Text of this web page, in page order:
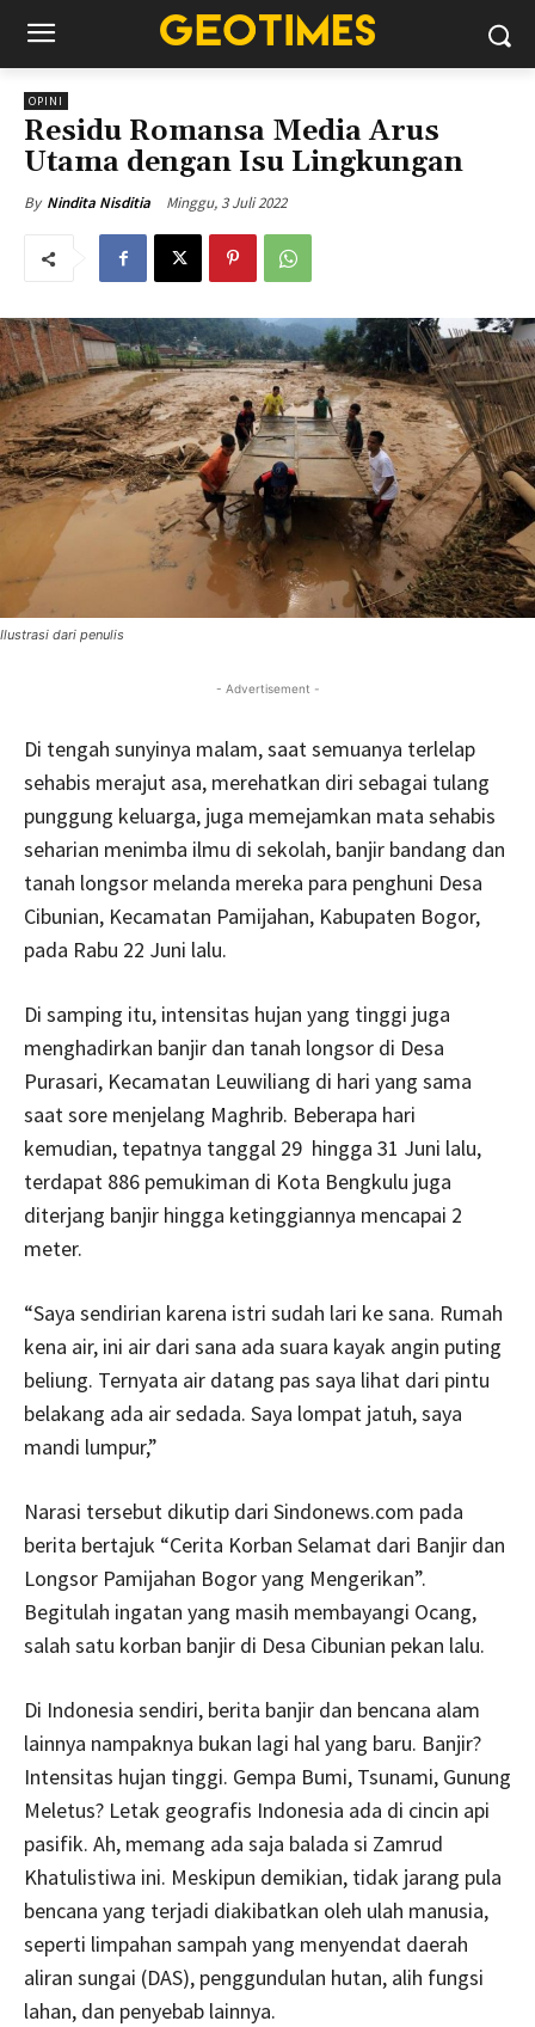
OPINI
Residu Romansa Media Arus
Utama dengan Isu Lingkungan
By Nindita Nisditia Minggu, 3 Juli 2022
Ilustrasi dari penulis
- Advertisement -
Di tengah sunyinya malam, saat semuanya terlelap
sehabis merajut asa, merehatkan diri sebagai tulang
punggung keluarga, juga memejamkan mata sehabis
seharian menimba ilmu di sekolah, banjir bandang dan
tanah longsor melanda mereka para penghuni Desa
Cibunian, Kecamatan Pamijahan, Kabupaten Bogor,
pada Rabu 22 Juni lalu.
Di samping itu, intensitas hujan yang tinggi juga
menghadirkan banjir dan tanah longsor di Desa
Purasari, Kecamatan Leuwiliang di hari yang sama
saat sore menjelang Maghrib. Beberapa hari
kemudian, tepatnya tanggal 29 hingga 31 Juni lalu,
terdapat 886 pemukiman di Kota Bengkulu juga
diterjang banjir hingga ketinggiannya mencapai 2
meter.
“Saya sendirian karena istri sudah lari ke sana. Rumah
kena air, ini air dari sana ada suara kayak angin puting
beliung. Ternyata air datang pas saya lihat dari pintu
belakang ada air sedada. Saya lompat jatuh, saya
mandi lumpur,”
Narasi tersebut dikutip dari Sindonews.com pada
berita bertajuk “Cerita Korban Selamat dari Banjir dan
Longsor Pamijahan Bogor yang Mengerikan”.
Begitulah ingatan yang masih membayangi Ocang,
salah satu korban banjir di Desa Cibunian pekan lalu.
Di Indonesia sendiri, berita banjir dan bencana alam
lainnya nampaknya bukan lagi hal yang baru. Banjir?
Intensitas hujan tinggi. Gempa Bumi, Tsunami, Gunung
Meletus? Letak geografis Indonesia ada di cincin api
pasifik. Ah, memang ada saja balada si Zamrud
Khatulistiwa ini. Meskipun demikian, tidak jarang pula
bencana yang terjadi diakibatkan oleh ulah manusia,
seperti limpahan sampah yang menyendat daerah
aliran sungai (DAS), penggundulan hutan, alih fungsi
lahan, dan penyebab lainnya.